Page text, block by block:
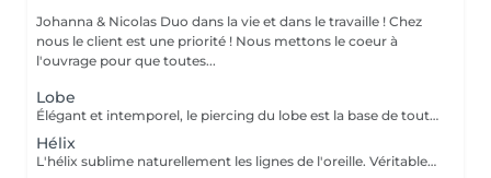
Johanna & Nicolas Duo dans la vie et dans le travaille ! Chez
nous le client est une priorité ! Nous mettons le coeur à
l'ouvrage pour que toutes...
Lobe
Élégant et intemporel, le piercing du lobe est la base de toutes les plus belles compositions. Qu'il s'agisse d'un premier piercing ou d'une nouvelle création, chaque réalisation est effectuée avec précision afin de t'offrir une expérience aussi agréable que soignée. Inclus : Bijou de première pose en titane ASTM F-136 Conseils personnalisés et suivi de cicatrisation + 5€ pour changer la couleur de ton bijou grâce à l'anodisation. Les bijoux de la vitrine sont disponibles en première pause, le prix du bijou est à ajouter à la prestation. Pour toutes demandes d'informations, merci de me contacter. Tout les mineurs doivent être accompagnés d'un tuteur légal ( parents ! ), des justificatifs d'identités seront demandés.
Hélix
L'hélix sublime naturellement les lignes de l'oreille. Véritable incontournable, il apporte une touche contemporaine et raffinée qui s'intègre parfaitement à votre style. Chaque projet est pensé en harmonie avec ton anatomie. Conseils personnalisés et suivi de cicatrisation Inclus : Bijou de première pose en titane ASTM F-136 + 5€ pour changer la couleur de ton bijou grâce à l'anodisation. Les bijoux de la vitrine sont disponibles en première pause, le prix du bijou est à ajouter à la prestation. Pour toutes demandes d'informations, merci de me contacter. Tout les mineurs doivent être accompagnés d'un tuteur légal ( parents ! ), des justificatifs d'identités seront demandés.